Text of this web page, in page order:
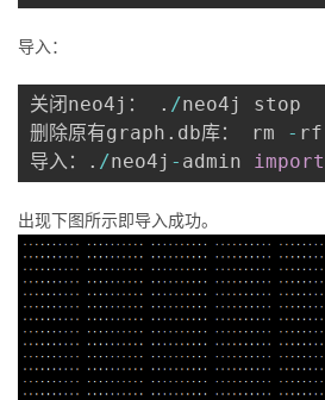
导入：
关闭neo4j： . /neo4j stop
删除原有graph . db库： rm - rf
导入：
. /neo4j - admin import
出现下图所示即导入成功。